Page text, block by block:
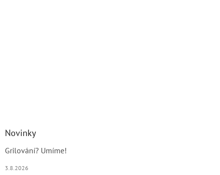
Novinky
Grilování? Umíme!
3.8.2026